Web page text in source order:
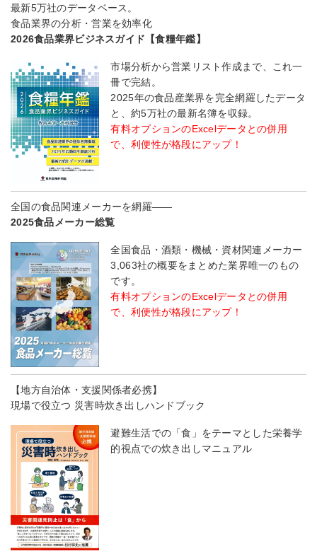
最新5万社のデータベース。
食品業界の分析・営業を効率化
2026食品業界ビジネスガイド【食糧年鑑】
市場分析から営業リスト作成まで、これ一
冊で完結。
2025年の食品産業界を完全網羅したデータ
と、約5万社の最新名簿を収録。
有料オプションのExcelデータとの併用
で、利便性が格段にアップ！
全国の食品関連メーカーを網羅――
2025食品メーカー総覧
全国食品・酒類・機械・資材関連メーカー
3,063社の概要をまとめた業界唯一のもの
です。
有料オプションのExcelデータとの併用
で、利便性が格段にアップ！
【地方自治体・支援関係者必携】
現場で役立つ 災害時炊き出しハンドブック
避難生活での「食」をテーマとした栄養学
的視点での炊き出しマニュアル